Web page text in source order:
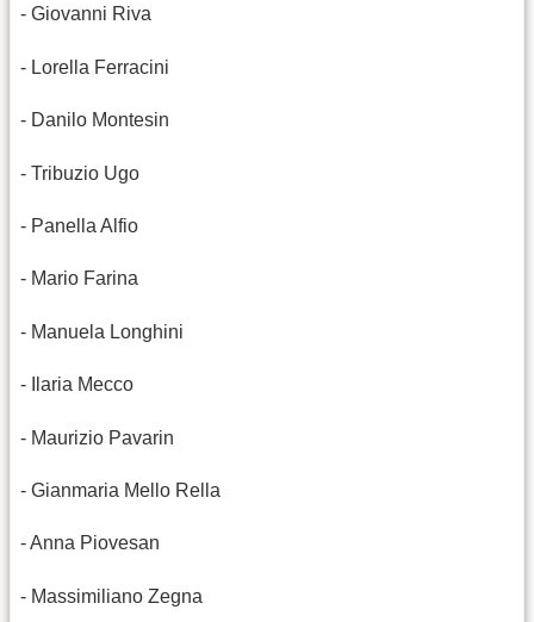
- Giovanni Riva
- Lorella Ferracini
- Danilo Montesin
- Tribuzio Ugo
- Panella Alfio
- Mario Farina
- Manuela Longhini
- Ilaria Mecco
- Maurizio Pavarin
- Gianmaria Mello Rella
- Anna Piovesan
- Massimiliano Zegna